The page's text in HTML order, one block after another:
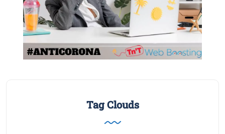
Tag Clouds